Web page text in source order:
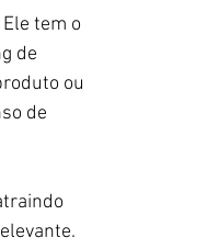
tem o
de
ou
de